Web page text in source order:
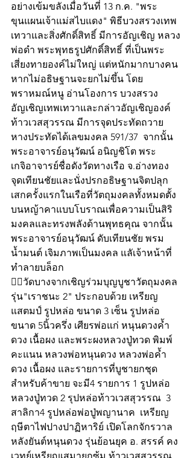
อย่างเข้มขลังเมื่อวันที่ 13 ก.ค. "พระ
ขุนแผนเจ้าแม่สไบแดง" พิธีบวงสรวงเทพ
เทวาและสิ่งศักดิ์สิทธิ์ มีการอัญเชิญ หลวง
พ่อดำ พระพุทธรูปศักดิ์สิทธิ์ ที่เป็นพระ
เสี่ยงทายองค์ไม่ใหญ่ แต่หนักมากบางคน
หากไม่อธิษฐานจะยกไม่ขึ้น โดย
พราหมณ์หนู อ่านโองการ บวงสรวง
อัญเชิญเทพเทวาและกล่าวอัญเชิญองค์
ท้าวเวสสุวรรณ มีการจุดประทัดถวาย
หางประทัดได้เลขมงคล 591/37  จากนั้น
พระอาจารย์อนุวัฒน์ อนิญชิโต พระ
เกจิอาจารย์ชื่อดังวัดทางเรือ จ.อ่างทอง
จุดเทียนชัยและนั่งปรกอธิษฐานจิตปลุก
เสกครั้งแรกในเรือที่วัตถุมงคลทั้งหมดตั้ง
บนหญ้าคาแบบโบราณเพื่อความเป็นสิริ
มงคลและทรงพลังด้านพุทธคุณ จากนั้น
พระอาจารย์อนุวัฒน์ ดับเทียนชัย พรม
น้ำมนต์ เจิมภาพเป็นมงคล แลัเจ้าหน้าที่
ทำลายบล็อก
👍🏻วัดบางจากเชิญร่วมบุญบูชาวัตถุมงคล
รุ่น"เราชนะ 2" ประกอบด้วย เหรียญ
แสตมป์ รูปหล่อ ขนาด 3 เซ็น รูปหล่อ
ขนาด 5นิ้วครึ่ง เศียรพ่อแก่ หนุนดวงค้ำ
ดวง เนื้อผง และพระผงหลวงปู่ทวด พิมพ์
คะแนน หลวงพ่อหนุนดวง หลวงพ่อค้ำ
ดวง เนื้อผง และรายการที่บูชายกชุด
สำหรับค้าขาย จะมี4 รายการ 1 รูปหล่อ
หลวงปู่ทวด 2 รุปหล่อท้าวเวสสุวรรณ  3
สาลิกา4 รูปหล่อพ่อปู่พญานาค  เหรียญ
ฤษีตาไฟปางปาฏิหาริย์ เปิดโลกจักรวาล
หลังยันต์หนุนดวง รุ่นย้อนยุค อ. สรรค์ คง